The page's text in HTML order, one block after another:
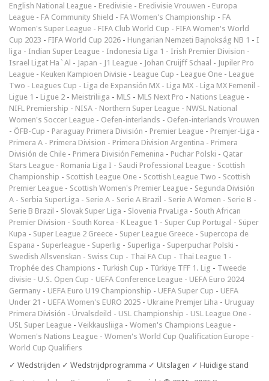
English National League - Eredivisie - Eredivisie Vrouwen - Europa
League - FA Community Shield - FA Women's Championship - FA
Women's Super League - FIFA Club World Cup - FIFA Women's World
Cup 2023 - FIFA World Cup 2026 - Hungarian Nemzeti Bajnokság NB 1 - I
liga - Indian Super League - Indonesia Liga 1 - Irish Premier Division -
Israel Ligat Ha`Al - Japan - J1 League - Johan Cruijff Schaal - Jupiler Pro
League - Keuken Kampioen Divisie - League Cup - League One - League
Two - Leagues Cup - Liga de Expansión MX - Liga MX - Liga MX Femenil -
Ligue 1 - Ligue 2 - Meistriliiga - MLS - MLS Next Pro - Nations League -
NIFL Premiership - NISA - Northern Super League - NWSL National
Women's Soccer League - Oefen-interlands - Oefen-interlands Vrouwen
- ÖFB-Cup - Paraguay Primera División - Premier League - Premjer-Liga -
Primera A - Primera Division - Primera Division Argentina - Primera
División de Chile - Primera División Femenina - Puchar Polski - Qatar
Stars League - Romania Liga I - Saudi Professional League - Scottish
Championship - Scottish League One - Scottish League Two - Scottish
Premier League - Scottish Women's Premier League - Segunda División
A - Serbia SuperLiga - Serie A - Serie A Brazil - Serie A Women - Serie B -
Serie B Brazil - Slovak Super Liga - Slovenia PrvaLiga - South African
Premier Division - South Korea - K League 1 - Super Cup Portugal - Süper
Kupa - Super League 2 Greece - Super League Greece - Supercopa de
Espana - Superleague - Superlig - Superliga - Superpuchar Polski -
Swedish Allsvenskan - Swiss Cup - Thai FA Cup - Thai League 1 -
Trophée des Champions - Turkish Cup - Türkiye TFF 1. Lig - Tweede
divisie - U.S. Open Cup - UEFA Conference League - UEFA Euro 2024
Germany - UEFA Euro U19 Championship - UEFA Super Cup - UEFA
Under 21 - UEFA Women's EURO 2025 - Ukraine Premjer Liha - Uruguay
Primera División - Úrvalsdeild - USL Championship - USL League One -
USL Super League - Veikkausliiga - Women's Champions League -
Women's Nations League - Women's World Cup Qualification Europe -
World Cup Qualifiers
✓ Wedstrijden ✓ Wedstrijdprogramma ✓ Uitslagen ✓ Huidige stand